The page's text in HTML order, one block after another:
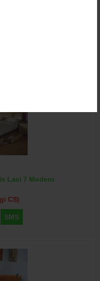
Laci 7 Modern
CS)
SMS